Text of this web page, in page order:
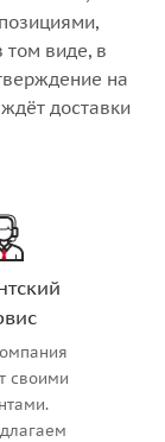
виде, в
на
доставки
своими